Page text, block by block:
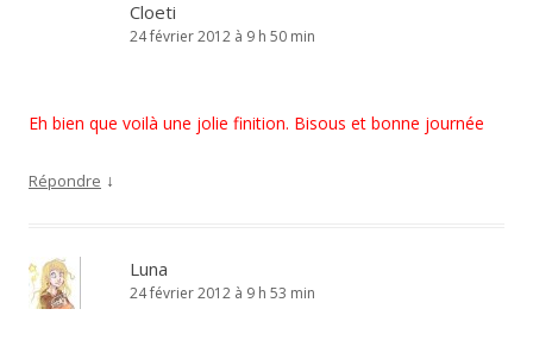
Cloeti
24 février 2012 à 9 h 50 min
Eh bien que voilà une jolie finition. Bisous et bonne journée
Répondre ↓
Luna
24 février 2012 à 9 h 53 min